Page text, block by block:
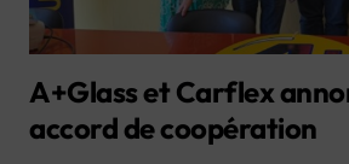
A+Glass et Carflex
accord de coopération